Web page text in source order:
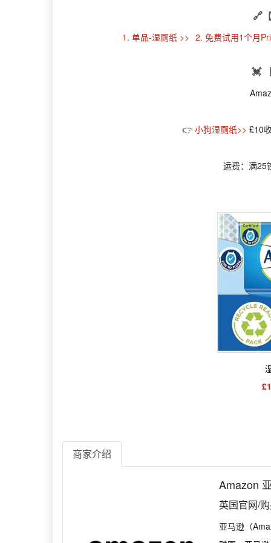
🔗
1. 单品-湿厕纸 >> 2. 免费试用1个月
💓
👉 小狗湿厕纸>> £10
运费：满25
商家介绍
Amazon
英国官网/
亚马逊（